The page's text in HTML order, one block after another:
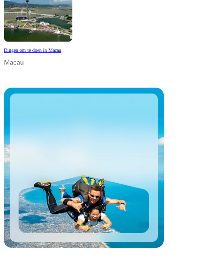
Dingen om te doen in Macau
Macau